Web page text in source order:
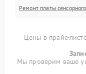
Ремонт платы
Цены в прайс-
Мы проверим ваше